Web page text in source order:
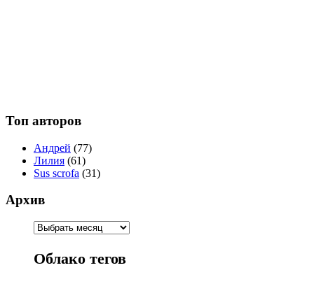
Топ авторов
Андрей (77)
Лилия (61)
Sus scrofa (31)
Архив
Облако тегов